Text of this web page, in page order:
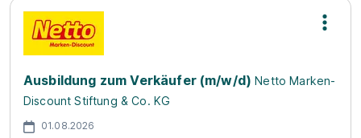
Ausbildung zum Verkäufer (m/w/d) Netto Marken-
Discount Stiftung & Co. KG
01.08.2026